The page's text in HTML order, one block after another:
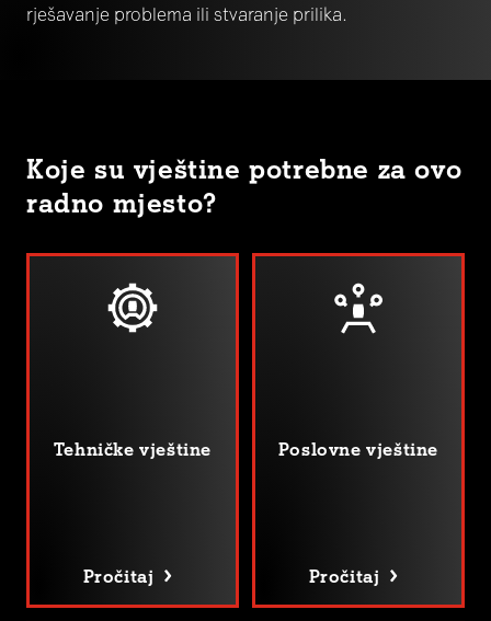
rješavanje problema ili stvaranje prilika.
Koje su vještine potrebne za ovo
radno mjesto?
Tehničke vještine
Pročitaj
Poslovne vještine
Pročitaj